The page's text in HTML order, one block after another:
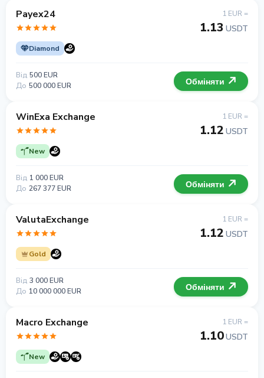
Payex24
Diamond
1 EUR =
1.13 USDT
Від 500 EUR
До 500 000 EUR Обміняти
WinExa Exchange
New
1 EUR =
1.12 USDT
Від 1 000 EUR
До 267 377 EUR Обміняти
ValutaExchange
Gold
1 EUR =
1.12 USDT
Від 3 000 EUR
До 10 000 000 EUR Обміняти
Macro Exchange
New
1 EUR =
1.10USDT